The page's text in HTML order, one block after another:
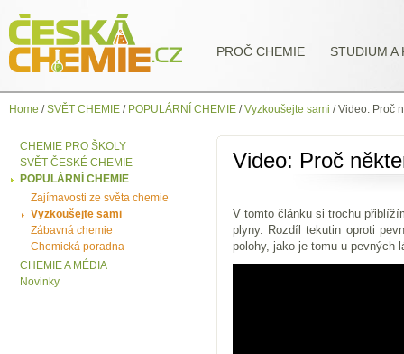
PROČ CHEMIE STUDIUM A
Home / SVĚT CHEMIE / POPULÁRNÍ CHEMIE / Vyzkoušejte sami / Video: Proč
CHEMIE PRO ŠKOLY
SVĚT ČESKÉ CHEMIE
POPULÁRNÍ CHEMIE
Zajímavosti ze světa chemie
Vyzkoušejte sami
Zábavná chemie
Chemická poradna
CHEMIE A MÉDIA
Novinky
Video: Proč
V tomto článku si trochu
plyny. Rozdíl tekutin oproti
polohy, jako je tomu u pevných